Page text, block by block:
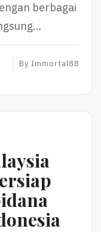
berbagai
By Immortal88